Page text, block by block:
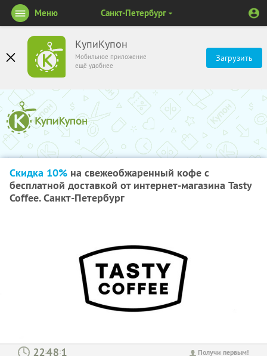
КупиКупон
Мобильное приложение
ещё удобнее
Загрузить
Меню Санкт-Петербург
Скидка 10% на свежеобжаренный кофе с
бесплатной доставкой от интернет-магазина Tasty
Coffee. Санкт-Петербург
Получи первым!
: :